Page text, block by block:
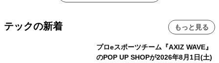
テックの新着 もっと見る
プロeスポーツチーム『AXIZ WAVE』
のPOP UP SHOPが2026年8月1日(土)